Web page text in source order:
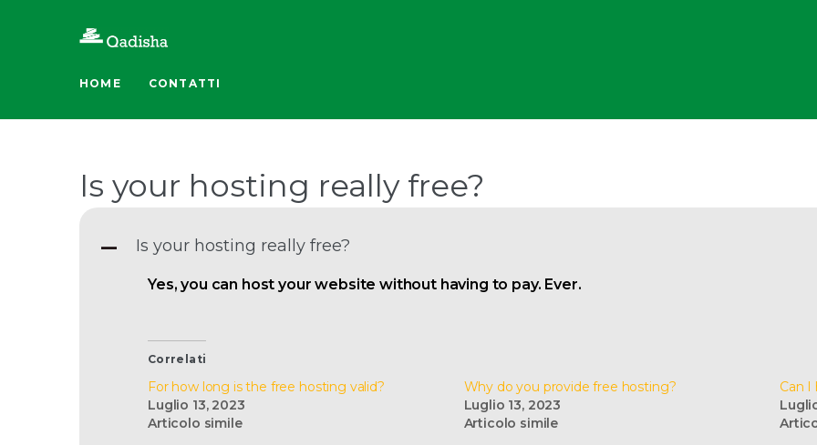
HOME CONTATTI
Is your hosting really free?
A Is your hosting really free?
Yes, you can host your website without having to pay. Ever.
Correlati
For how long is the free hosting valid?
Luglio 13, 2023
Articolo simile
Why do you provide free hosting?
Luglio 13, 2023
Articolo simile
Can